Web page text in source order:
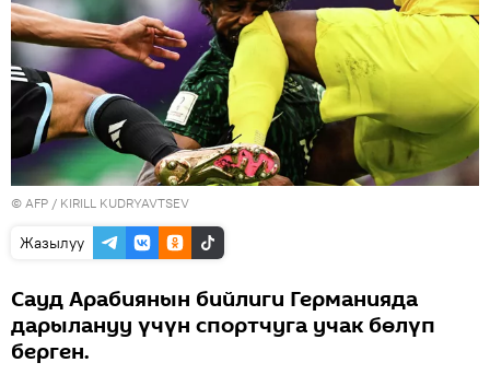
© AFP / KIRILL KUDRYAVTSEV
Жазылуу
Сауд Арабиянын бийлиги Германияда
дарылануу үчүн спортчуга учак бөлүп
берген.